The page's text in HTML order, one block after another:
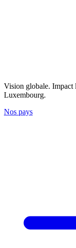
Vision globale. Impact
Luxembourg.
Nos pays